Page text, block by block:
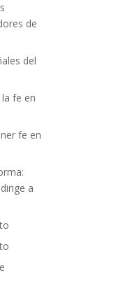
de
del
fe en
fe en
a